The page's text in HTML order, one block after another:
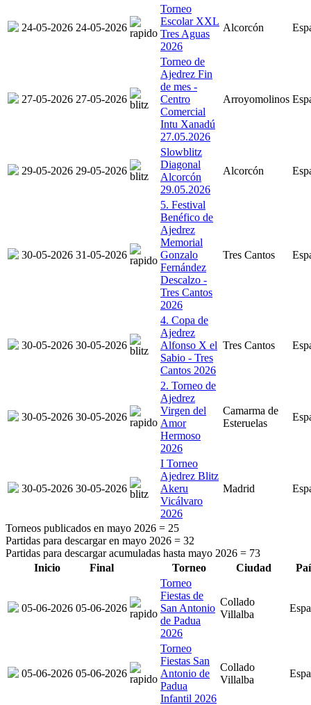
24-05-2026 24-05-2026
Torneo
Escolar XXL
Tres Aguas
2026
Alcorcón
27-05-2026 27-05-2026
Torneo de
Ajedrez Fin
de mes -
Centro
Comercial
Intu Xanadú
27.05.2026
Arroyomolinos
29-05-2026 29-05-2026
Slowblitz
Diagonal
Alcorcón
29.05.2026
Alcorcón
30-05-2026 31-05-2026
5. Festival
Benéfico de
Ajedrez
Memorial
Gonzalo
Fernández
Descalzo -
Tres Cantos
2026
Tres Cantos
30-05-2026 30-05-2026
4. Copa de
Ajedrez
Alfonso X el
Sabio - Tres
Cantos 2026
Tres Cantos
30-05-2026 30-05-2026
2. Torneo de
Ajedrez
Virgen del
Amor
Hermoso
2026
Camarma de
Esteruelas
30-05-2026 30-05-2026
I Torneo
Ajedrez Blitz
Akeru
Vicálvaro
2026
Madrid
Torneos publicados en mayo 2026 = 25
Partidas para descargar en mayo 2026 = 32
Partidas para descargar acumuladas hasta mayo 2026 = 73
Inicio
Final Torneo Ciudad
05-06-2026 05-06-2026
Torneo
Fiestas de
San Antonio
de Padua
2026
Collado
Villalba
05-06-2026 05-06-2026
Torneo
Fiestas San
Antonio de
Padua
Infantil 2026
Collado
Villalba